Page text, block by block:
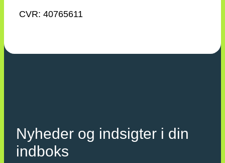
CVR: 40765611
Nyheder og indsigter i din
indboks